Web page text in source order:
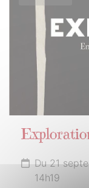
Du 21
14h19